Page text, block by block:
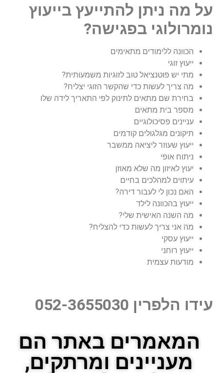
ניתן להתייעץ בייעוץ
בפגישה?
ללימודים מתאימים
זוגי
יש פוטנציאל טוב לזוגיות משמעותית?
צריך לעשות כדי שהקשר הזוגי יצליח?
שם מתאים לתינוק לפי התאריך לידה שלו
בית מתאים
פסיכולוגיים
מגלגולים קודמים
שעוזר ליציאה ממשבר
אופי
לאיזון מה שלא מאוזן
למהלכים בחיים
נכון לי לעבור דירה?
בהכוונה לילד
השנה האישית שלי?
אני צריך לעשות כדי להצליח?
עסקי
רוחני
עצמית
052-3655030
באתר הם
ומרתקים,